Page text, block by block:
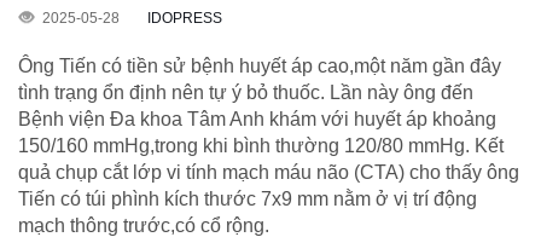
2025-05-28 IDOPRESS
Ông Tiến có tiền sử bệnh huyết áp cao,một năm gần đây
tình trạng ổn định nên tự ý bỏ thuốc. Lần này ông đến
Bệnh viện Đa khoa Tâm Anh khám với huyết áp khoảng
150/160 mmHg,trong khi bình thường 120/80 mmHg. Kết
quả chụp cắt lớp vi tính mạch máu não (CTA) cho thấy ông
Tiến có túi phình kích thước 7x9 mm nằm ở vị trí động
mạch thông trước,có cổ rộng.